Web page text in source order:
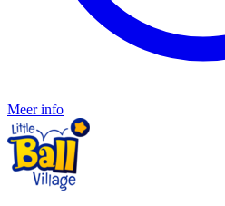
Meer info